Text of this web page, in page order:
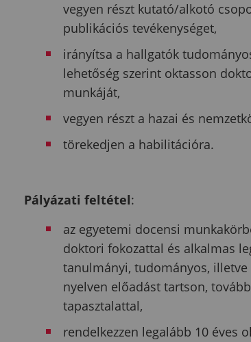
vegyen részt kutató/alkotó
publikációs tevékenységet,
irányítsa a hallgatók
lehetőség szerint oktasson
munkáját,
vegyen részt a hazai és
törekedjen a habilitációra.
Pályázati feltétel:
az egyetemi docensi
doktori fokozattal és alkalmas
tanulmányi, tudományos,
nyelven előadást tartson,
tapasztalattal,
rendelkezzen legalább 10 éves